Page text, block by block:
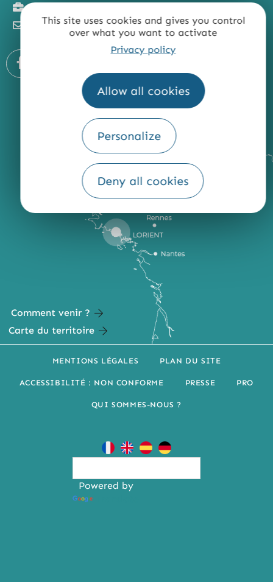
This site uses cookies and gives you control
over what you want to activate
Privacy policy
Allow all cookies
Personalize
Deny all cookies
Tourisme d'affaires
Newsletter
Comment venir ?
Carte du territoire
MENTIONS LÉGALES PLAN DU SITE
ACCESSIBILITÉ : NON CONFORME PRESSE PRO
QUI SOMMES-NOUS ?
Powered by